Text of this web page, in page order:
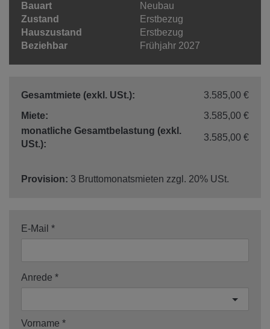
Bauart
Neubau
Zustand
Erstbezug
Hauszustand
Erstbezug
Beziehbar
Frühjahr 2027
Gesamtmiete (exkl. USt.):
3.585,00 €
Miete:
3.585,00 €
monatliche Gesamtbelastung (exkl.
USt.):
3.585,00 €
Provision: 3 Bruttomonatsmieten zzgl. 20% USt.
E-Mail
Anrede
Vorname